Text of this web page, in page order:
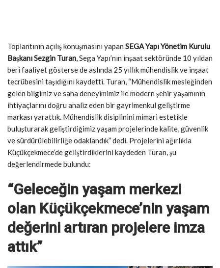
Toplantının açılış konuşmasını yapan SEGA Yapı Yönetim Kurulu
Başkanı Sezgin Turan , Sega Yapı’nın inşaat sektöründe 10 yıldan
beri faaliyet gösterse de aslında 25 yıllık mühendislik ve inşaat
tecrübesini taşıdığını kaydetti. Turan, “Mühendislik mesleğinden
gelen bilgimiz ve saha deneyimimiz ile modern şehir yaşamının
ihtiyaçlarını doğru analiz eden bir gayrimenkul geliştirme
markası yarattık. Mühendislik disiplinini mimari estetikle
buluşturarak geliştirdiğimiz yaşam projelerinde kalite, güvenlik
ve sürdürülebilirliğe odaklandık” dedi. Projelerini ağırlıkla
Küçükçekmece’de geliştirdiklerini kaydeden Turan, şu
değerlendirmede bulundu:
“Geleceğin yaşam merkezi
olan Küçükçekmece’nin yaşam
değerini artıran projelere imza
attık”